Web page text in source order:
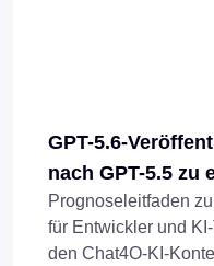
GPT-5.6-
nach GPT-5.5 zu
Prognoseleitfaden
für Entwickler und
den